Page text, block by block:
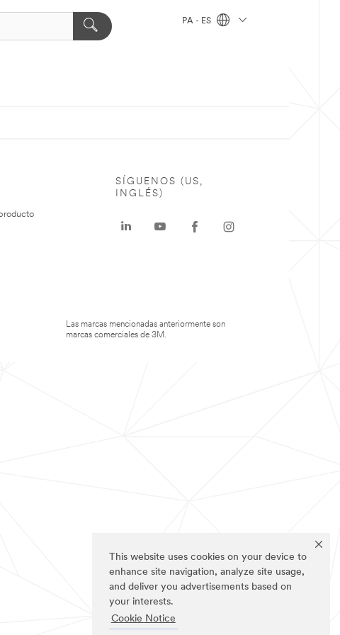
This website uses cookies on your device to
enhance site navigation, analyze site usage,
and deliver you advertisements based on
your interests.
Cookie Notice
PA - ES
SÍGUENOS (US,
INGLÉS)
Las marcas mencionadas anteriormente son
marcas comerciales de 3M.